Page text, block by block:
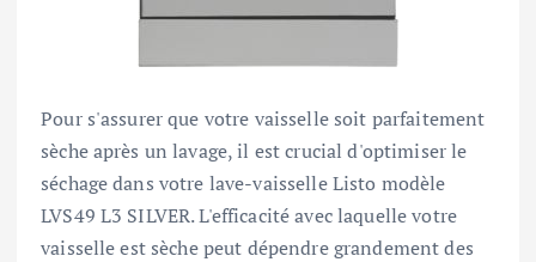
Pour s'assurer que votre vaisselle soit parfaitement
sèche après un lavage, il est crucial d'optimiser le
séchage dans votre lave-vaisselle Listo modèle
LVS49 L3 SILVER. L'efficacité avec laquelle votre
vaisselle est sèche peut dépendre grandement des